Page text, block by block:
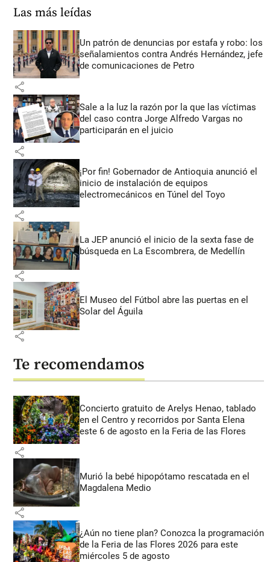
Las más leídas
Un patrón de denuncias por estafa y robo: los
señalamientos contra Andrés Hernández, jefe
de comunicaciones de Petro
share
Sale a la luz la razón por la que las víctimas
del caso contra Jorge Alfredo Vargas no
participarán en el juicio
share
¡Por fin! Gobernador de Antioquia anunció el
inicio de instalación de equipos
electromecánicos en Túnel del Toyo
share
La JEP anunció el inicio de la sexta fase de
búsqueda en La Escombrera, de Medellín
share
El Museo del Fútbol abre las puertas en el
Solar del Águila
share
Te recomendamos
Concierto gratuito de Arelys Henao, tablado
en el Centro y recorridos por Santa Elena
este 6 de agosto en la Feria de las Flores
share
Murió la bebé hipopótamo rescatada en el
Magdalena Medio
share
¿Aún no tiene plan? Conozca la programación
de la Feria de las Flores 2026 para este
miércoles 5 de agosto